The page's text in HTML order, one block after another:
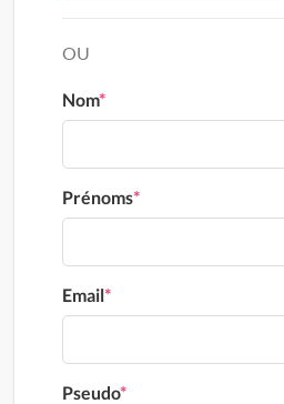
OU
Nom*
Prénoms*
Email*
Pseudo*